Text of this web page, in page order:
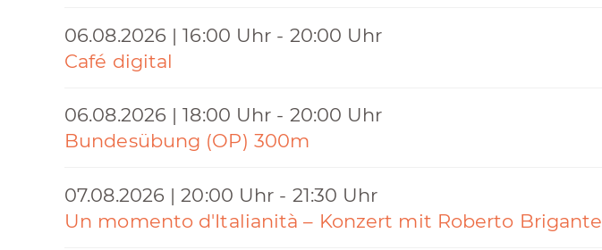
06.08.2026 | 16:00 Uhr - 20:00 Uhr
Café digital
06.08.2026 | 18:00 Uhr - 20:00 Uhr
Bundesübung (OP) 300m
07.08.2026 | 20:00 Uhr - 21:30 Uhr
Un momento d'Italianità – Konzert mit Roberto Brigante